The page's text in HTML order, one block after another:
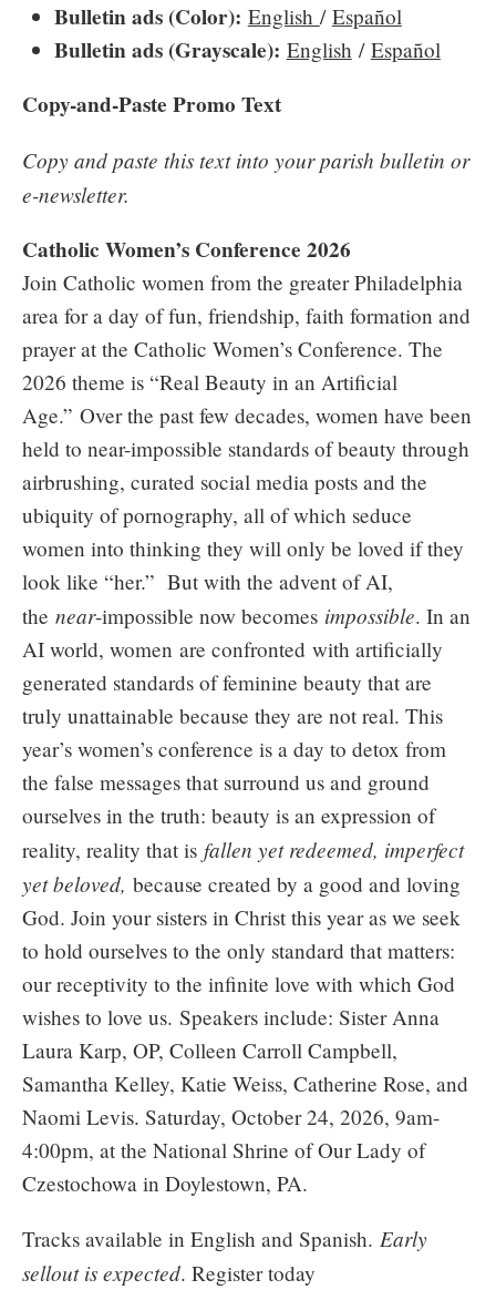
Bulletin ads (Color): English / Español
Bulletin ads (Grayscale): English / Español
Copy-and-Paste Promo Text
Copy and paste this text into your parish bulletin or
e-newsletter.
Catholic Women’s Conference 2026
Join Catholic women from the greater Philadelphia
area for a day of fun, friendship, faith formation and
prayer at the Catholic Women’s Conference. The
2026 theme is “Real Beauty in an Artificial
Age.” Over the past few decades, women have been
held to near-impossible standards of beauty through
airbrushing, curated social media posts and the
ubiquity of pornography, all of which seduce
women into thinking they will only be loved if they
look like “her.” But with the advent of AI,
the near-impossible now becomes impossible. In an
AI world, women are confronted with artificially
generated standards of feminine beauty that are
truly unattainable because they are not real. This
year’s women’s conference is a day to detox from
the false messages that surround us and ground
ourselves in the truth: beauty is an expression of
reality, reality that is fallen yet redeemed, imperfect
yet beloved, because created by a good and loving
God. Join your sisters in Christ this year as we seek
to hold ourselves to the only standard that matters:
our receptivity to the infinite love with which God
wishes to love us. Speakers include: Sister Anna
Laura Karp, OP, Colleen Carroll Campbell,
Samantha Kelley, Katie Weiss, Catherine Rose, and
Naomi Levis. Saturday, October 24, 2026, 9am-
4:00pm, at the National Shrine of Our Lady of
Czestochowa in Doylestown, PA.
Tracks available in English and Spanish. Early
sellout is expected. Register today